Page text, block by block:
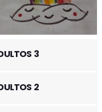
2
3